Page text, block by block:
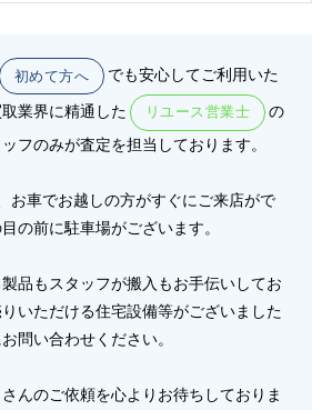
初めて方へ でも安心してご利用いた
業界に精通した リユース営業士
の
フのみが査定を担当しております。
お車でお越しの方がすぐにご来店がで
の前に駐車場がございます。
品もスタッフが搬入もお手伝いしてお
いただける住宅設備等がございました
問い合わせください。
んのご依頼を心よりお待ちしておりま